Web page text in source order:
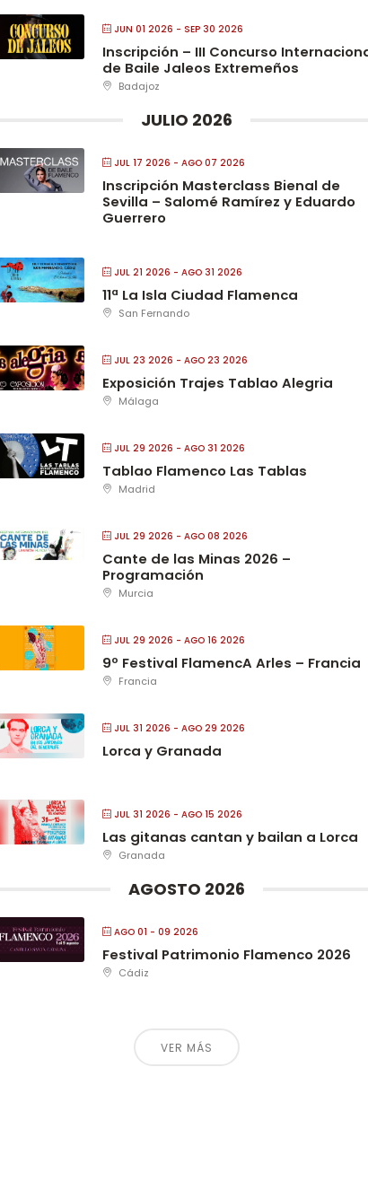
JUN 01 2026 - SEP 30 2026
Inscripción – III Concurso
de Baile Jaleos Extremeños
Badajoz
JULIO 2026
JUL 17 2026 - AGO 07 2026
Inscripción Masterclass Bienal de
Sevilla – Salomé Ramírez y Eduardo
Guerrero
JUL 21 2026 - AGO 31 2026
11ª La Isla Ciudad Flamenca
San Fernando
JUL 23 2026 - AGO 23 2026
Exposición Trajes Tablao Alegria
Málaga
JUL 29 2026 - AGO 31 2026
Tablao Flamenco Las Tablas
Madrid
JUL 29 2026 - AGO 08 2026
Cante de las Minas 2026 –
Programación
Murcia
JUL 29 2026 - AGO 16 2026
9º Festival FlamencA Arles – Francia
Francia
JUL 31 2026 - AGO 29 2026
Lorca y Granada
JUL 31 2026 - AGO 15 2026
Las gitanas cantan y bailan a Lorca
Granada
AGOSTO 2026
AGO 01 - 09 2026
Festival Patrimonio Flamenco 2026
Cádiz
VER MÁS